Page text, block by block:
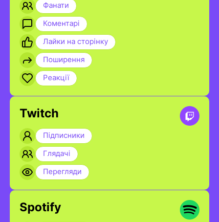
Фанати
Коментарі
Лайки на сторінку
Поширення
Реакції
Twitch
Підписники
Глядачі
Перегляди
Spotify